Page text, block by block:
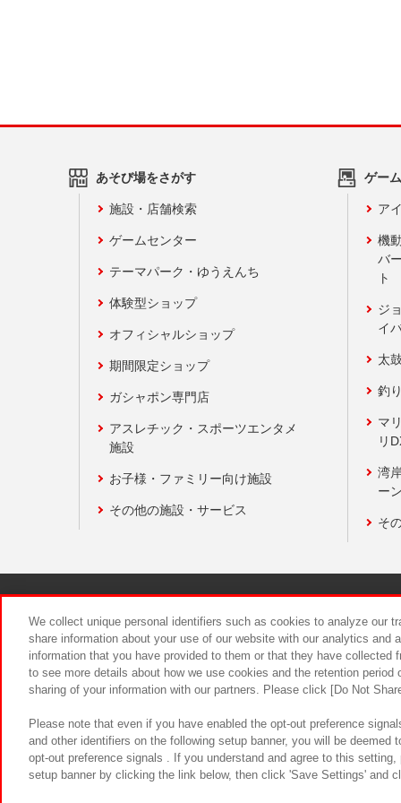
あそび場をさがす
施設・店舗検索
ゲームセンター
テーマパーク・ゆうえんち
体験型ショップ
オフィシャルショップ
期間限定ショップ
ガシャポン専門店
アスレチック・スポーツエンタメ
施設
お子様・ファミリー向け施設
その他の施設・サービス
ゲー
ア
機
バ
ト
ジ
イ
太
釣
マ
リ
湾
ー
そ
食品のご
We collect unique personal identifiers such as cookies to analyze our
share information about your use of our website with our analytics and
information that you have provided to them or that they have
to see more details about how we use cookies and the retention
sharing of your information with our partners. Please click [Do Not
Please note that even if you have enabled the opt-out preference
and other identifiers on the following setup banner, you will be
opt-out preference signals . If you understand and agree to this
setup banner by clicking the link below, then click 'Save Settings' and